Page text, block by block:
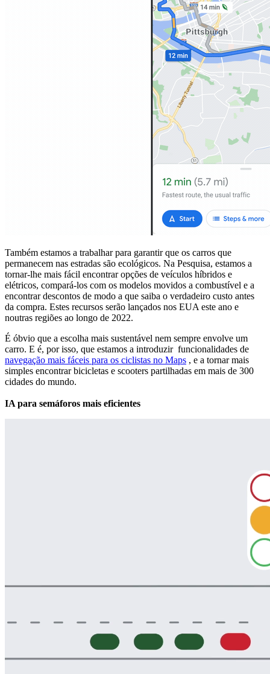
Também estamos a trabalhar para garantir que os carros que
permanecem nas estradas são ecológicos. Na Pesquisa, estamos a
tornar-lhe mais fácil encontrar opções de veículos híbridos e
elétricos, compará-los com os modelos movidos a combustível e a
encontrar descontos de modo a que saiba o verdadeiro custo antes
da compra. Estes recursos serão lançados nos EUA este ano e
noutras regiões ao longo de 2022.
É óbvio que a escolha mais sustentável nem sempre envolve um
carro. E é, por isso, que estamos a introduzir funcionalidades de
navegação mais fáceis para os ciclistas no Maps , e a tornar mais
simples encontrar bicicletas e scooters partilhadas em mais de 300
cidades do mundo.
IA para semáforos mais eficientes